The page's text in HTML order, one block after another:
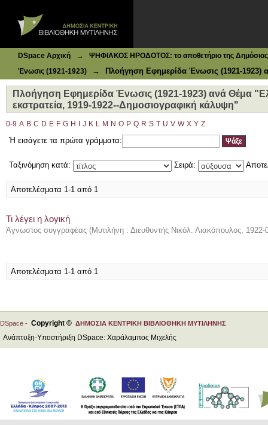
κάλυψη"
DSpace Αρχική →
ΨΗΦΙΑΚΟΣ ΗΡΟΔΟΤΟΣ: το αποθετήριο της Δημόσιας
Ένωσις (1921-1923)
→ Πλοήγηση Εφημερίδα Ένωσις (1921-1923)
Πλοήγηση Εφημερίδα Ένωσις (1921-1923) ανά Θέμα
εκστρατεία, 1919-1922--Δημοσιογραφική κάλυψη"
0-9 A B C D E F G H J K L M N O P Q R S T U V W X Y Z
Ή εισάγετε τα πρώτα γράμματα:
Ταξινόμηση κατά: Σειρά:
Αποτελέσματα 1-1 από 1
Τι λέγει η λογική
Άγνωστος συγγραφέας (Μυτιλήνη : Διευθυντής Νικόλ. Λιακόπουλος, 1922-
Αποτελέσματα 1-1 από 1
DSpace - Copyright © ΔΗΜΟΣΙΑ ΚΕΝΤΡΙΚΗ ΒΙΒΛΙΟΘΗΚΗ ΜΥΤΙΛΗΝΗΣ
Ανάπτυξη-Υποστήριξη DSpace: Χαράλαμπος Μιχελής